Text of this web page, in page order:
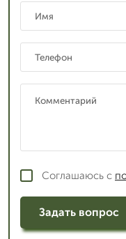
Соглашаюсь с
Задать вопрос